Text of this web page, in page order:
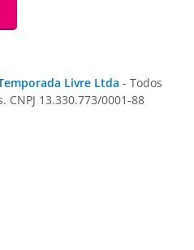
Livre Ltda - Todos
CNPJ 13.330.773/0001-88